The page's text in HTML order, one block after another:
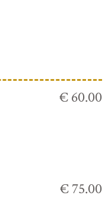
€ 60.00
€ 75.00